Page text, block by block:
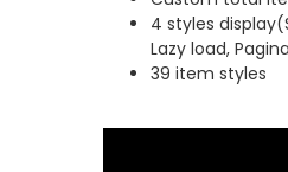
4 styles
Lazy load,
39 item styles